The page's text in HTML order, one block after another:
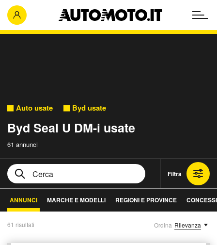
Auto usate Byd usate
Byd Seal U DM-i usate
61 annunci
Filtra
ANNUNCI MARCHE E MODELLI REGIONI E PROVINCE
61 risultati Ordina Rilevanza